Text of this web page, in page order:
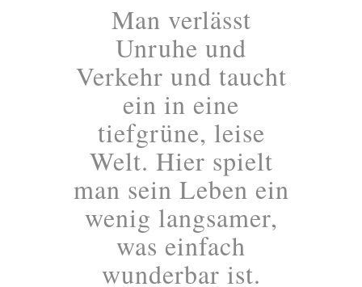
Man verlässt
Unruhe und
Verkehr und taucht
ein in eine
tiefgrüne, leise
Welt. Hier spielt
man sein Leben ein
wenig langsamer,
was einfach
wunderbar ist.